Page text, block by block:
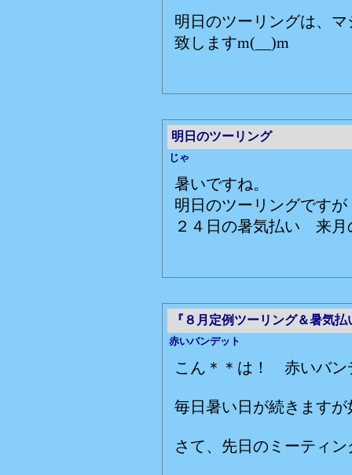
明日のツーリングは、
致しますm(__)m
明日のツーリング
じゃ
暑いですね。
明日のツーリングです
２４日の暑気払い 来
『８月定例ツーリング＆暑気
赤いバンデット
こん＊＊は！ 赤いバン
毎日暑い日が続きます
さて、先日のミーティ